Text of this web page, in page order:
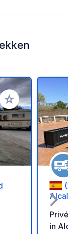
toe aan je
in